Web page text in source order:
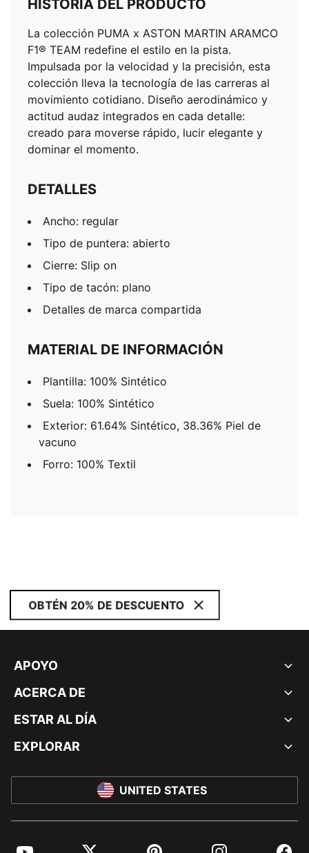
HISTORIA DEL PRODUCTO
La colección PUMA x ASTON MARTIN ARAMCO
F1® TEAM redefine el estilo en la pista.
Impulsada por la velocidad y la precisión, esta
colección lleva la tecnología de las carreras al
movimiento cotidiano. Diseño aerodinámico y
actitud audaz integrados en cada detalle:
creado para moverse rápido, lucir elegante y
dominar el momento.
DETALLES
Ancho: regular
Tipo de puntera: abierto
Cierre: Slip on
Tipo de tacón: plano
Detalles de marca compartida
MATERIAL DE INFORMACIÓN
Plantilla: 100% Sintético
Suela: 100% Sintético
Exterior: 61.64% Sintético, 38.36% Piel de
vacuno
Forro: 100% Textil
OBTÉN 20% DE DESCUENTO
APOYO
ACERCA DE
ESTAR AL DÍA
EXPLORAR
UNITED STATES